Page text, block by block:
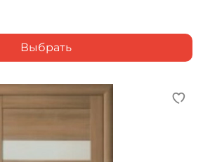
Выбрать